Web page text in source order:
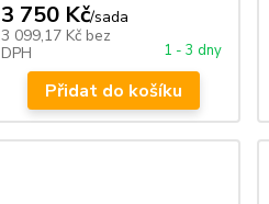
3 750 Kč/sada
3 099,17 Kč bez
DPH
1 - 3 dny
Přidat do košíku